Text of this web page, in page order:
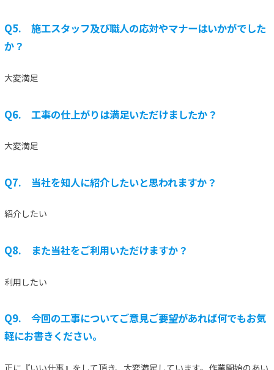
Q5. 施工スタッフ及び職人の応対やマナーはいかがでした
か？
大変満足
Q6. 工事の仕上がりは満足いただけましたか？
大変満足
Q7. 当社を知人に紹介したいと思われますか？
紹介したい
Q8. また当社をご利用いただけますか？
利用したい
Q9. 今回の工事についてご意見ご要望があれば何でもお気
軽にお書きください。
正に『いい仕事』をして頂き、大変満足しています。作業開始のあい